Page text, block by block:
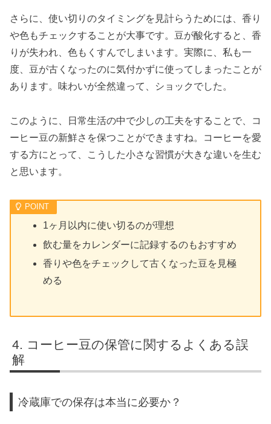
さらに、使い切りのタイミングを見計らうためには、香り
や色もチェックすることが大事です。豆が酸化すると、香
りが失われ、色もくすんでしまいます。実際に、私も一
度、豆が古くなったのに気付かずに使ってしまったことが
あります。味わいが全然違って、ショックでした。
このように、日常生活の中で少しの工夫をすることで、コ
ーヒー豆の新鮮さを保つことができますね。コーヒーを愛
する方にとって、こうした小さな習慣が大きな違いを生む
と思います。
1ヶ月以内に使い切るのが理想
飲む量をカレンダーに記録するのもおすすめ
香りや色をチェックして古くなった豆を見極
める
コーヒー豆の保管に関するよくある誤
解
冷蔵庫での保存は本当に必要か？